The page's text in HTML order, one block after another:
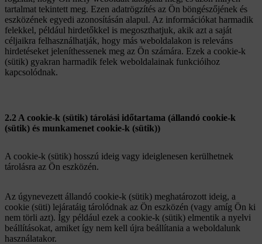
tartalmat tekintett meg. Ezen adatrögzítés az Ön böngészőjének és
eszközének egyedi azonosításán alapul. Az információkat harmadik
felekkel, például hirdetőkkel is megoszthatjuk, akik azt a saját
céljaikra felhasználhatják, hogy más weboldalakon is releváns
hirdetéseket jeleníthessenek meg az Ön számára. Ezek a cookie-k
(sütik) gyakran harmadik felek weboldalainak funkcióihoz
kapcsolódnak.
2.2 A cookie-k (sütik) tárolási időtartama (állandó cookie-k
(sütik) és munkamenet cookie-k (sütik))
A cookie-k (sütik) hosszú ideig vagy ideiglenesen kerülhetnek
tárolásra az Ön eszközén.
Az úgynevezett állandó cookie-k (sütik) meghatározott ideig, a
cookie (süti) lejáratáig tárolódnak az Ön eszközén (vagy amíg Ön ki
nem törli azt). Így például ezek a cookie-k (sütik) elmentik a nyelvi
beállításokat, amiket így nem kell újra beállítania a weboldalunk
használatakor.